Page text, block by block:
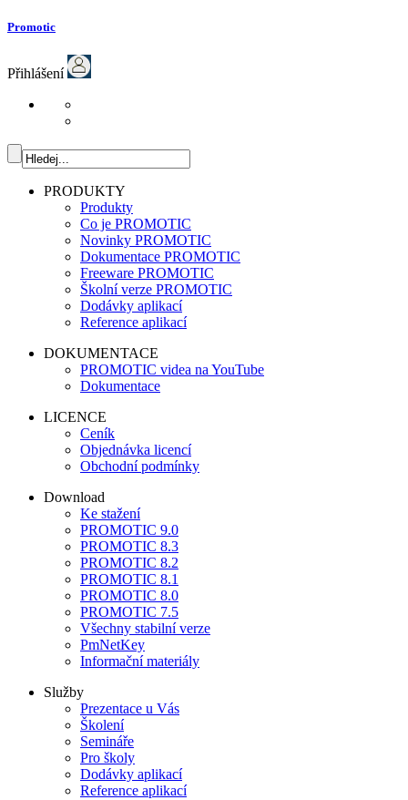
Promotic
Přihlášení
PRODUKTY
Produkty
Co je PROMOTIC
Novinky PROMOTIC
Dokumentace PROMOTIC
Freeware PROMOTIC
Školní verze PROMOTIC
Dodávky aplikací
Reference aplikací
DOKUMENTACE
PROMOTIC videa na YouTube
Dokumentace
LICENCE
Ceník
Objednávka licencí
Obchodní podmínky
Download
Ke stažení
PROMOTIC 9.0
PROMOTIC 8.3
PROMOTIC 8.2
PROMOTIC 8.1
PROMOTIC 8.0
PROMOTIC 7.5
Všechny stabilní verze
PmNetKey
Informační materiály
Služby
Prezentace u Vás
Školení
Semináře
Pro školy
Dodávky aplikací
Reference aplikací